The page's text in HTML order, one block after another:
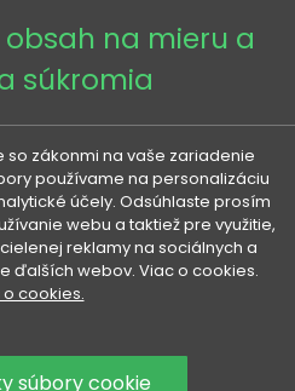
2026 - Veneti™
Veneti SK
Veneti CZ
Veneti DE
obsah na mieru a
súkromia
so zákonmi na vaše zariadenie
používame na personalizáciu
účely. Odsúhlaste prosím
webu a taktiež pre využitie,
reklamy na sociálnych a
ďalších webov. Viac o cookies.
cookies.
súbory cookie